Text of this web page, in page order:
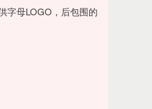
字母LOGO，后包围的